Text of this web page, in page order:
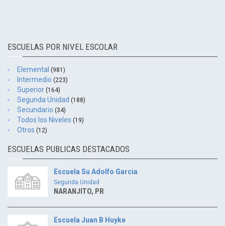
ESCUELAS POR NIVEL ESCOLAR
Elemental (981)
Intermedio (223)
Superior (164)
Segunda Unidad (188)
Secundario (34)
Todos los Niveles (19)
Otros (12)
ESCUELAS PUBLICAS DESTACADOS
Escuela Su Adolfo Garcia
Segunda Unidad
NARANJITO, PR
Escuela Juan B Huyke